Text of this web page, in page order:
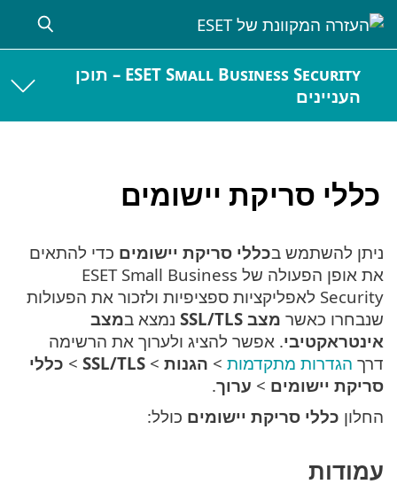
ESET Small Business Security – תוכן
העניינים
כללי סריקת יישומים
ניתן להשתמש בכללי סריקת יישומים כדי להתאים
את אופן הפעולה של ESET Small Business
Security לאפליקציות ספציפיות ולזכור את הפעולות
שנבחרו כאשר מצב SSL/TLS נמצא במצב
אינטראקטיבי. אפשר להציג ולערוך את הרשימה
דרך הגדרות מתקדמות > הגנות >
SSL/TLS
> כללי
סריקת יישומים > ערוך.
החלון כללי סריקת יישומים כולל:
עמודות